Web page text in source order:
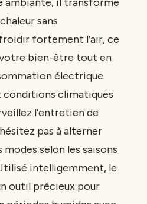
sans
fortement l’air, ce
bien-être tout en
électrique.
climatiques
l’entretien de
pas à alterner
selon les saisons
intelligemment, le
outil précieux pour